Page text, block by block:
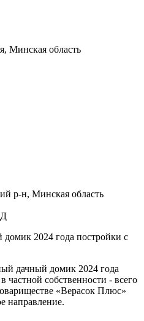
Минская область
р-н, Минская область
2024 года постройки с
дачный домик 2024 года
частной собственности - всего
«Верасок Плюс»
направление.